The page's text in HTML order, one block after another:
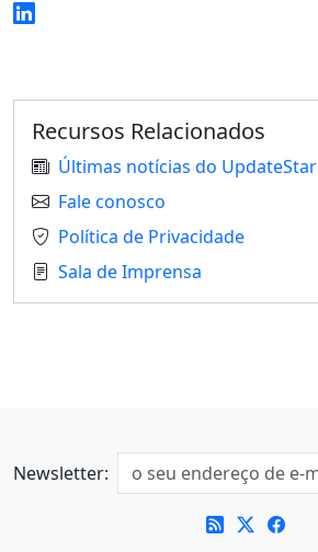
Recursos Relacionados
Últimas notícias do UpdateStar
Fale conosco
Política de Privacidade
Sala de Imprensa
Newsletter: